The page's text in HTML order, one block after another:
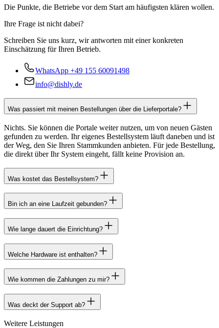
Die Punkte, die Betriebe vor dem Start am häufigsten klären wollen.
Ihre Frage ist nicht dabei?
Schreiben Sie uns kurz, wir antworten mit einer konkreten
Einschätzung für Ihren Betrieb.
WhatsApp +49 155 60091498
info@dishly.de
Was passiert mit meinen Bestellungen über die Lieferportale?
Nichts. Sie können die Portale weiter nutzen, um von neuen Gästen
gefunden zu werden. Ihr eigenes Bestellsystem läuft daneben und ist
der Weg, den Sie Ihren Stammkunden anbieten. Für jede Bestellung,
die direkt über Ihr System eingeht, fällt keine Provision an.
Was kostet das Bestellsystem?
Bin ich an eine Laufzeit gebunden?
Wie lange dauert die Einrichtung?
Welche Hardware ist enthalten?
Wie kommen die Zahlungen zu mir?
Was deckt der Support ab?
Weitere Leistungen